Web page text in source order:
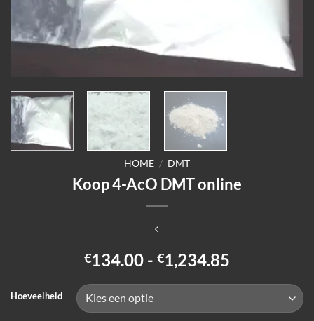
HOME / DMT
Koop 4-AcO DMT online
€134.00 - €1,234.85
€1,234.85
Hoeveelheid